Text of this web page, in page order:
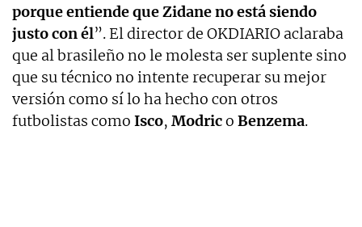
porque entiende que Zidane no está siendo
justo con él”. El director de OKDIARIO aclaraba
que al brasileño no le molesta ser suplente sino
que su técnico no intente recuperar su mejor
versión como sí lo ha hecho con otros
futbolistas como Isco, Modrico Benzema.